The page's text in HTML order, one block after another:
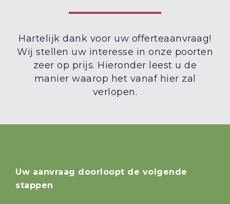
Hartelijk dank voor uw offerteaanvraag!
Wij stellen uw interesse in onze poorten
zeer op prijs. Hieronder leest u de
manier waarop het vanaf hier zal
verlopen.
Uw aanvraag doorloopt de volgende
stappen